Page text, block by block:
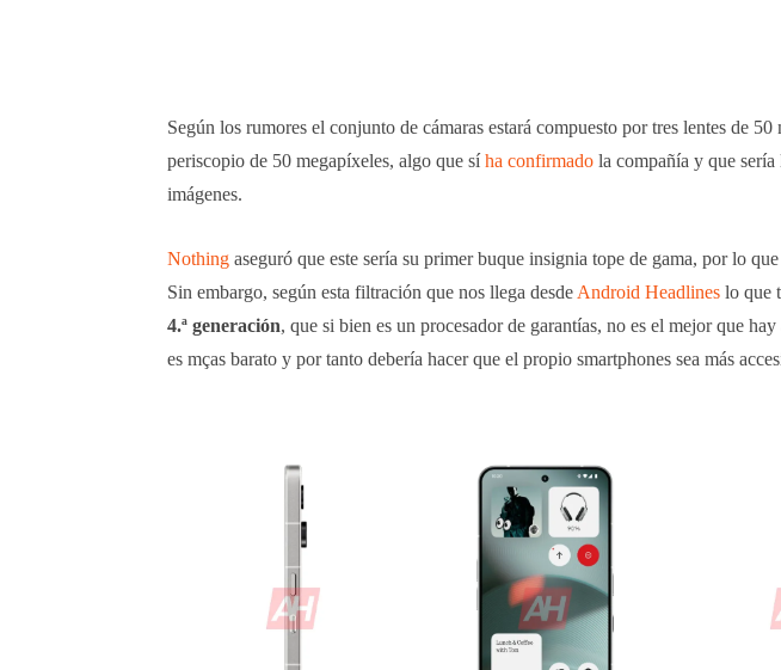
Según los rumores el conjunto de cámaras estará compuesto por tres lentes de
periscopio de 50 megapíxeles, algo que síha confirmado la compañía y que
imágenes.
Nothing aseguró que este sería su primer buque insignia tope de gama, por lo
Sin embargo, según esta filtración que nos llega desde Android Headlines lo que
4.ª generación, que si bien es un procesador de garantías, no es el mejor que
es mças barato y por tanto debería hacer que el propio smartphones sea más